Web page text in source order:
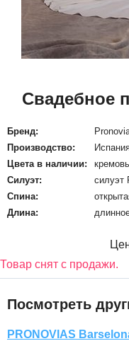
Свадебное
Бренд:
Производство:
Цвета в наличии:
Силуэт:
силуэт
Спина:
Длина:
Товар снят с продажи.
Посмотреть
PRONOVIAS